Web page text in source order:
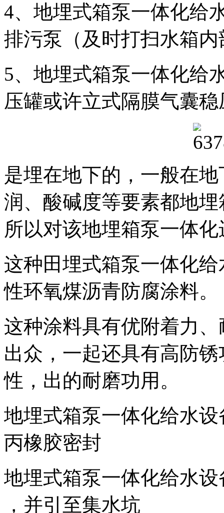
4、地埋式箱泵一体化给
排污泵（及时打扫水箱
5、地埋式箱泵一体化给
压罐或许立式隔膜气囊
是埋在地下的，一般在
润、酸碱度等要素都地
所以对该地埋箱泵一体
这种田埋式箱泵一体化
性环氧煤沥青防腐涂料。
这种涂料具有优附着力
出众，一起还具有高防
性，出的耐磨功用。
地埋式箱泵一体化给水
丙橡胶密封
地埋式箱泵一体化给水
，并引至集水坑